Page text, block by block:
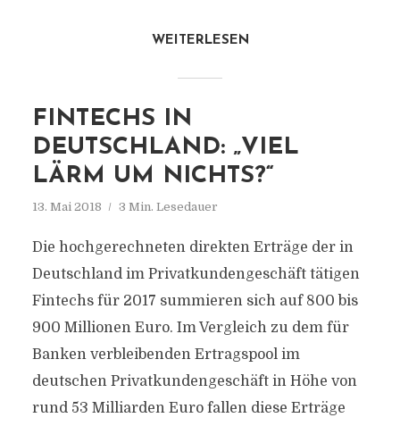
WEITERLESEN
FINTECHS IN
DEUTSCHLAND: „VIEL
LÄRM UM NICHTS?“
13. Mai 2018 3 Min. Lesedauer
Die hochgerechneten direkten Erträge der in
Deutschland im Privatkundengeschäft tätigen
Fintechs für 2017 summieren sich auf 800 bis
900 Millionen Euro. Im Vergleich zu dem für
Banken verbleibenden Ertragspool im
deutschen Privatkundengeschäft in Höhe von
rund 53 Milliarden Euro fallen diese Erträge